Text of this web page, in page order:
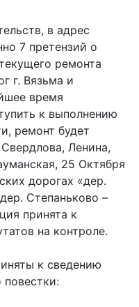
в адрес
7 претензий о
ремонта
г. Вязьма и
время
к выполнению
ремонт будет
Ленина,
25 Октября
дорогах «дер.
Степаньково –
принята к
на контроле.
к сведению
повестки: